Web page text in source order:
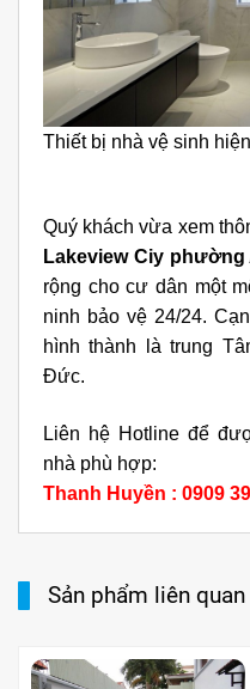
Thiết bị nhà vệ sinh
Quý khách vừa xem
Lakeview Ciy phường
rộng cho cư dân một
ninh bảo vệ 24/24.
hình thành là trung
Đức.
Liên hệ Hotline để
nhà phù hợp:
Thanh Huyền : 0909
Sản phẩm liên quan